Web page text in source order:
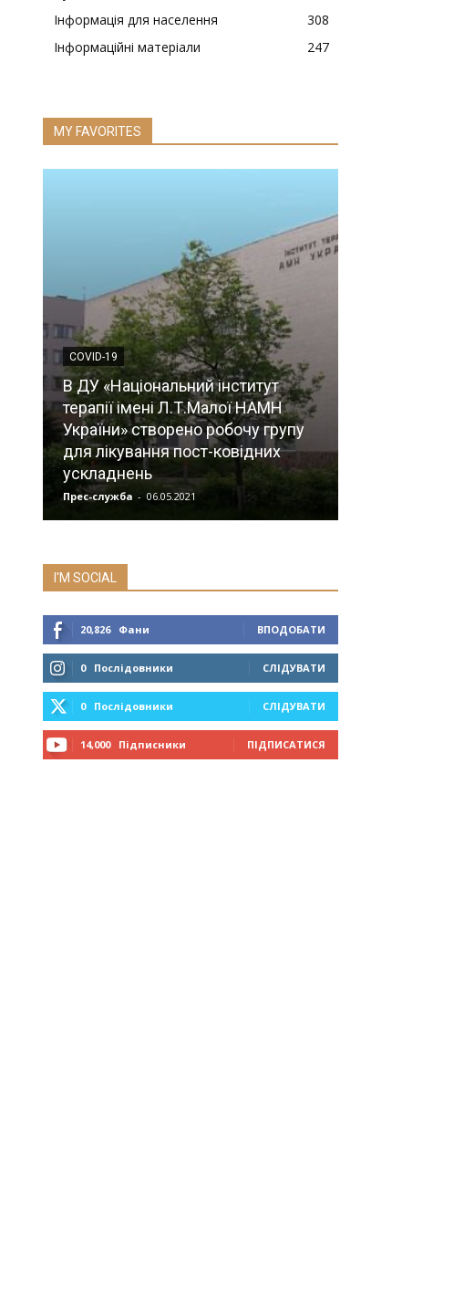
Інформація для населення
308
Інформаційні матеріали
247
MY FAVORITES
COVID-19
В ДУ «Національний інститут
терапії імені Л.Т.Малої НАМН
України» створено робочу групу
для лікування пост-ковідних
ускладнень
Прес-служба - 06.05.2021
I'M SOCIAL
20,826 Фани ВПОДОБАТИ
0 Послідовники СЛІДУВАТИ
0 Послідовники СЛІДУВАТИ
14,000 Підписники ПІДПИСАТИСЯ